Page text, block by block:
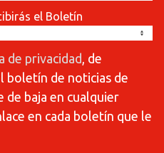
el Boletín
de privacidad, de
boletín de noticias de
de baja en cualquier
en cada boletín que le